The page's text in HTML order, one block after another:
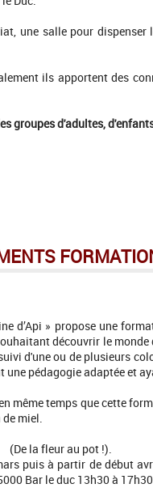
une salle pour
ils apportent des
groupes d'adultes,
d’Api » propose une
découvrir le
d'une ou de plusieurs
pédagogie adaptée et
même temps que cette
miel.
(De la fleur au pot !).
puis à partir de début
Bar le duc 13h30 à